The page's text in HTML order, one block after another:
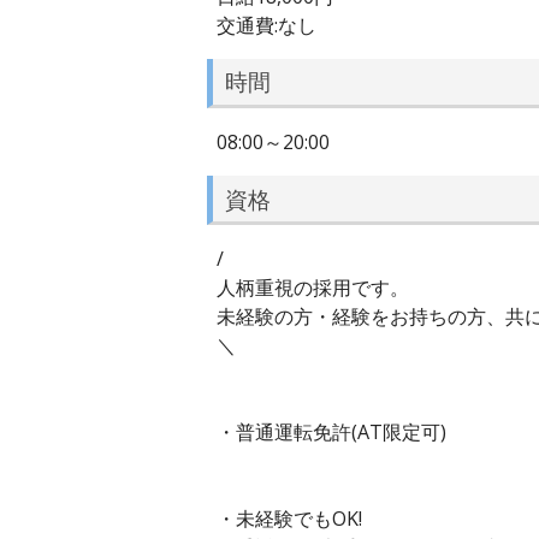
交通費:なし
時間
08:00～20:00
資格
/
人柄重視の採用です。
未経験の方・経験をお持ちの方、共
＼
・普通運転免許(AT限定可)
・未経験でもOK!